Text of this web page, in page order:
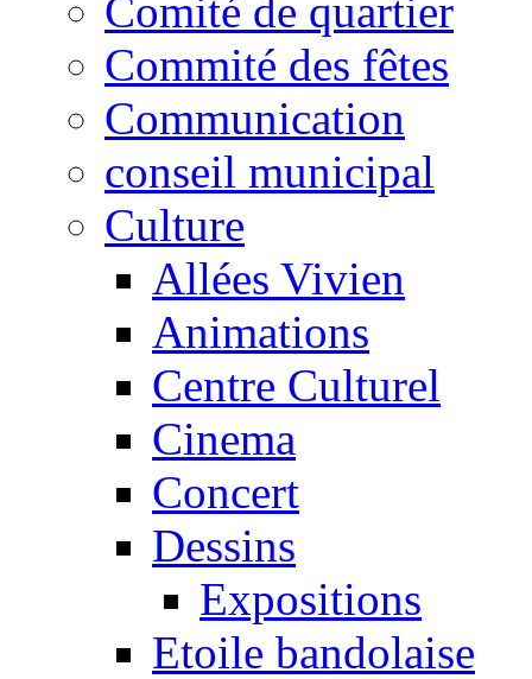
Comité de quartier
Commité des fêtes
Communication
conseil municipal
Culture
Allées Vivien
Animations
Centre Culturel
Cinema
Concert
Dessins
Expositions
Etoile bandolaise